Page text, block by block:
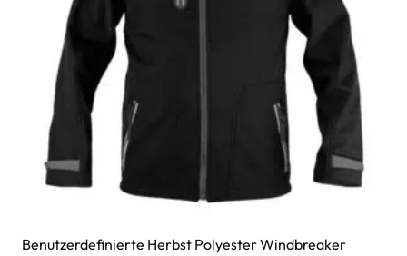
Benutzerdefinierte Herbst Polyester Windbreaker